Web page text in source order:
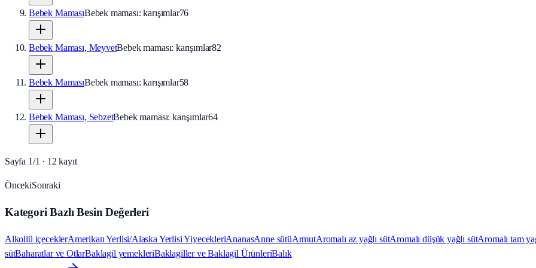
Bebek MamasıBebek maması: karışımlar76
Bebek Maması, MeyvetBebek maması: karışımlar82
Bebek MamasıBebek maması: karışımlar58
Bebek Maması, SebzetBebek maması: karışımlar64
Sayfa 1/1 · 12 kayıt
ÖncekiSonraki
Kategori Bazlı Besin Değerleri
Alkollü içeceklerAmerikan Yerlisi/Alaska Yerlisi YiyecekleriAnanasAnne sütüArmutAromalı az yağlı sütAromalı düşük yağlı sütAromalı tam
sütBaharatlar ve OtlarBaklagil yemekleriBaklagiller ve Baklagil ÜrünleriBalık